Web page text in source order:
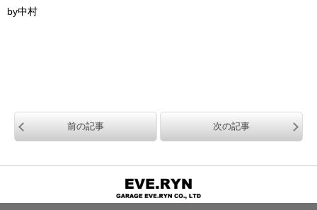
by中村
前の記事 次の記事